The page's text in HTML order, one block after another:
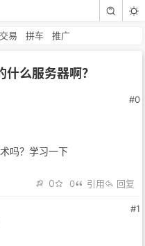
交易 拼车 推广
么服务器啊？
#0
吗？学习一下
0 0 引用 回复
#1